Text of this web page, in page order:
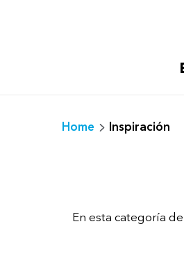
Home Inspiración
En esta categoría